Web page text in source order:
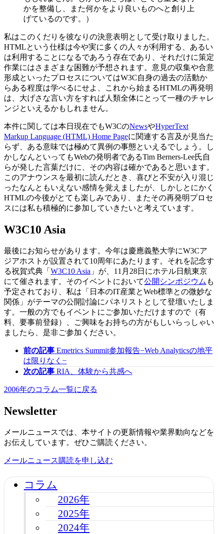
かを整備し、また何かをより良いものへと創り上
げているのです。）
私はこのくだりを彼なりの決意表明として受け取りました。
HTMLという仕様は今や実に多くの人々が利用する、あるい
は利用することになるであろう存在であり、それだけに策定
作業にはさまざまな困難が予想されます。意見の収集や合意
形成といったプロセスについてはW3C自身の過去の活動か
らある程度は学べるにせよ、これから始まるHTMLの再発明
は、大げさな言い方をすれば人類全体にとって一種のチャレ
ンジといえるかもしれません。
本件に関しては本日現在でもW3CのNewsやHyperText
Markup Language (HTML) Home Pageに関連する言及が見当た
らず、ある意味では極めて異例の事態といえるでしょう。し
かしなんといってもWebの発明者であるTim Berners-Lee氏自
らが発した言葉だけに、その内容は確かであると思います。
このアナウンスを最初に読んだとき、喜びと不安が入り混じ
ったなんともいえない感情を覚えましたが、しかしとにかく
HTMLの今後がとても楽しみであり、またその再発明プロセ
スには私も積極的に参加していきたいと考えています。
W3C10 Asia
最後にお知らせがあります。今年は慶應義塾大学にW3Cア
ジアホストが設置されて10周年にあたります。それを記念す
る祝賀式典「 W3C10 Asia 」が、11月28日にホテル日航東京
にて催されます。そのイベントにおいて公開シンポジウム も
予定されており、私は「日本のIT産業とWeb標準との微妙な
関係」がテーマの公開討論にパネリストとして登壇いたしま
す。一般の方でもイベントにご参加いただけますので（有
料、要事前登録）、ご興味をお持ちの方がもしいらっしゃい
ましたら、是非ご参加ください。
前の記事 Emetrics Summit参加報告−Web Analyticsの地平
は限りなく−
次の記事 RIA、体験から共感へ
2006年のコラム一覧に戻る
Newsletter
メールニュースでは、本サイトの更新情報や業界動向などを
お伝えしています。ぜひご購読ください。
メールニュース購読を申し込む
コラム
2026年
2025年
2024年